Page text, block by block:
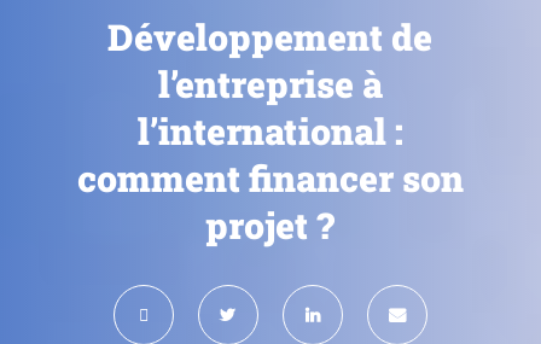
Développement de
l’entreprise à
l’international :
comment financer son
projet ?